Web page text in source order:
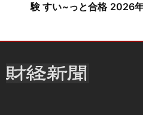
験 すい~っと合格 2026